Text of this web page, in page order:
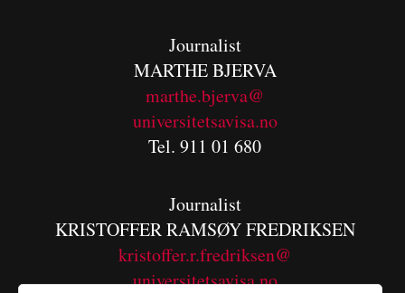
Journalist
MARTHE BJERVA
marthe.bjerva@
universitetsavisa.no
Tel. 911 01 680
Journalist
KRISTOFFER RAMSØY FREDRIKSEN
kristoffer.r.fredriksen@
universitetsavisa.no